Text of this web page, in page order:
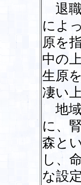
退職
によ
原を
中の
生原
凄い
地域
に、
森と
し、
な設